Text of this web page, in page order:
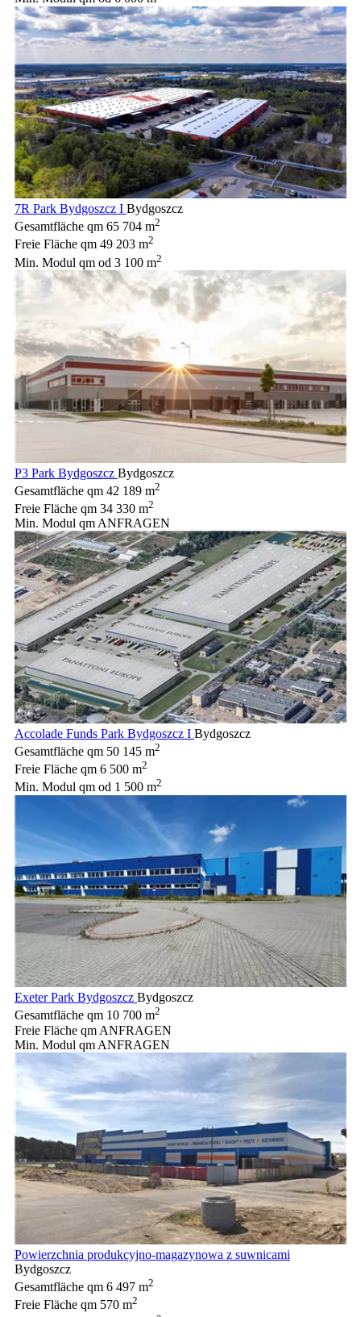
7R Park Bydgoszcz I Bydgoszcz
Gesamtfläche qm 65 704 m2
Freie Fläche qm 49 203 m2
Min. Modul qm od 3 100 m2
P3 Park Bydgoszcz Bydgoszcz
Gesamtfläche qm 42 189 m2
Freie Fläche qm 34 330 m2
Min. Modul qm ANFRAGEN
Accolade Funds Park Bydgoszcz I Bydgoszcz
Gesamtfläche qm 50 145 m2
Freie Fläche qm 6 500 m2
Min. Modul qm od 1 500 m2
Exeter Park Bydgoszcz Bydgoszcz
Gesamtfläche qm 10 700 m2
Freie Fläche qm ANFRAGEN
Min. Modul qm ANFRAGEN
Powierzchnia produkcyjno-magazynowa z suwnicami
Bydgoszcz
Gesamtfläche qm 6 497 m2
Freie Fläche qm 570 m2